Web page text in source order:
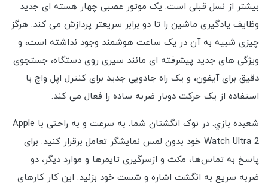
بیشتر از نسل قبلی است. یک موتور عصبی چهار هسته ای جدید
وظایف یادگیری ماشین را تا دو برابر سریعتر پردازش می کند. هرگز
چیزی شبیه به آن در یک ساعت هوشمند وجود نداشته است، و
ویژگی های جدید پیشرفته ای مانند سیری روی دستگاه، جستجوی
دقیق برای آیفون، و یک راه جادویی جدید برای کنترل اپل واچ با
استفاده از یک حرکت دوبار ضربه ساده را فعال می کند.
شعبده بازي. در نوک انگشتان شما. به سرعت و به راحتی با Apple
Watch Ultra 2 خود بدون لمس نمایشگر تعامل برقرار کنید. برای
پاسخ به تماس‌ها، مکث و ازسرگیری تایمرها و موارد دیگر، دو
ضربه سریع به انگشت اشاره و شست خود بزنید. این کار کارهای